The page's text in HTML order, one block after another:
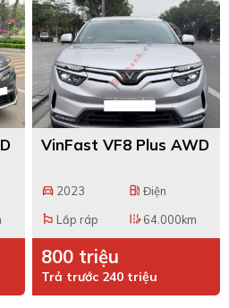
VinFast VF8 Plus AWD
directions_car 2023 local_gas_station Điện
emoji_flags Lắp ráp edit_road 64.000km
800 triệu
Trả trước 240 triệu